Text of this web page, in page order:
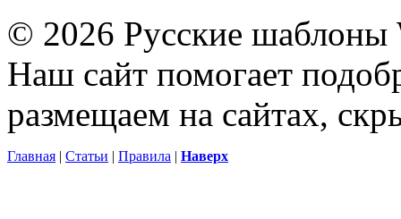
© 2026 Русские шаблоны
Наш сайт помогает
размещаем на сайтах,
Главная | Статьи | Правила | Наверх